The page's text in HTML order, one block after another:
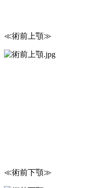
≪術前
≪術前